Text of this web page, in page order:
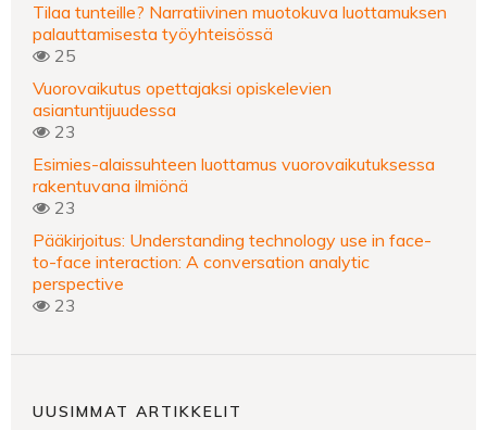
Tilaa tunteille? Narratiivinen muotokuva luottamuksen
palauttamisesta työyhteisössä
25
Vuorovaikutus opettajaksi opiskelevien
asiantuntijuudessa
23
Esimies-alaissuhteen luottamus vuorovaikutuksessa
rakentuvana ilmiönä
23
Pääkirjoitus: Understanding technology use in face-
to-face interaction: A conversation analytic
perspective
23
UUSIMMAT ARTIKKELIT